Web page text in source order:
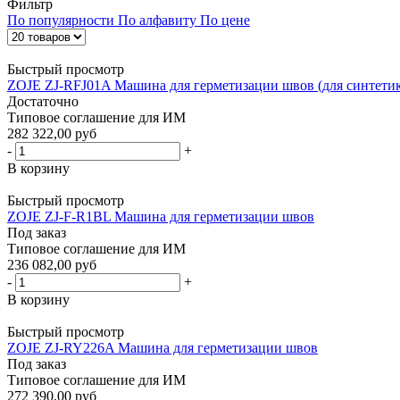
Фильтр
По популярности По алфавиту По цене
Быстрый просмотр
ZOJE ZJ-RFJ01A Машина для герметизации швов (для
Достаточно
Типовое соглашение для ИМ
282 322,00 руб
-
+
В корзину
Быстрый просмотр
ZOJE ZJ-F-R1BL Машина для герметизации швов
Под заказ
Типовое соглашение для ИМ
236 082,00 руб
-
+
В корзину
Быстрый просмотр
ZOJE ZJ-RY226A Машина для герметизации швов
Под заказ
Типовое соглашение для ИМ
272 390,00 руб